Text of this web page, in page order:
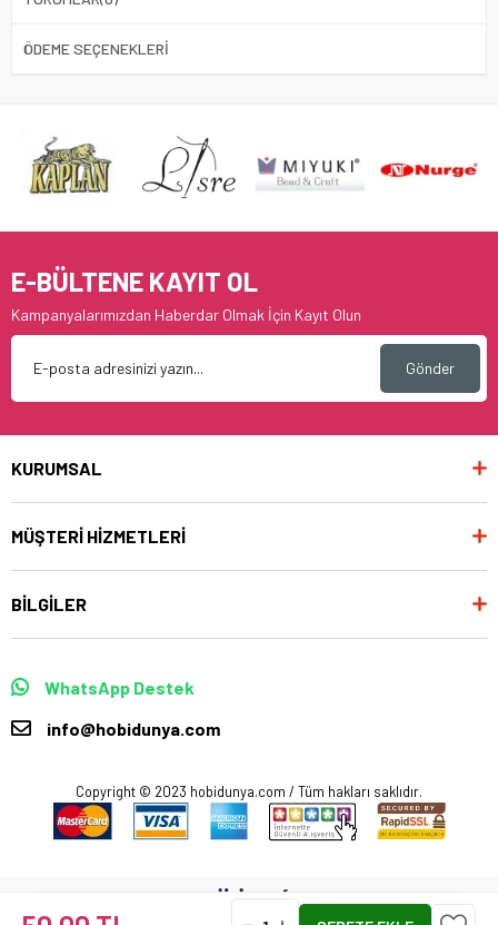
ÖDEME SEÇENEKLERI
E-BÜLTENE KAYIT OL
Kampanyalarımızdan Haberdar Olmak İçin Kayıt Olun
Gönder
KURUMSAL
MÜŞTERİ HİZMETLERİ
BİLGİLER
WhatsApp Destek
info@hobidunya.com
Copyright © 2023 hobidunya.com / Tüm hakları saklıdır.